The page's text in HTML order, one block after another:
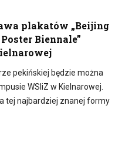
plakatów „Beijing
Biennale”
pekińskiej będzie można
WSIiZ w Kielnarowej.
tej najbardziej znanej formy